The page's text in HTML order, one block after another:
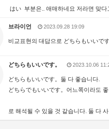
はい 부분은.. 애매하네요 저라면 맞
브라이언 2023.09.28 19:09
비교표현의 대답으로 どちらもいいで
どちらもいいです。 2023.10.06
どちらもいいです。둘 다 좋습니다.
どちらでもいいです。어느쪽이라도
로 해석될 수 있을 것 같습니다. 둘 다